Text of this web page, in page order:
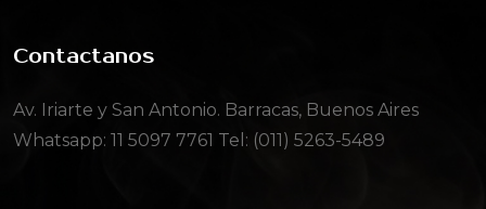
Contactanos
Av. Iriarte y San Antonio. Barracas, Buenos Aires
Whatsapp: 11 5097 7761 Tel: (011) 5263-5489